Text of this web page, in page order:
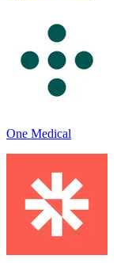
One Medical